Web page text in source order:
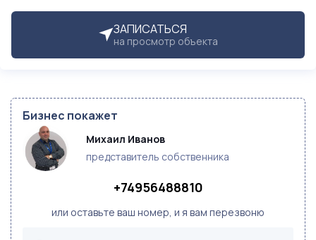
ЗАПИСАТЬСЯ
на просмотр объекта
Бизнес покажет
Михаил Иванов
представитель собственника
+74956488810
или оставьте ваш номер, и я вам перезвоню